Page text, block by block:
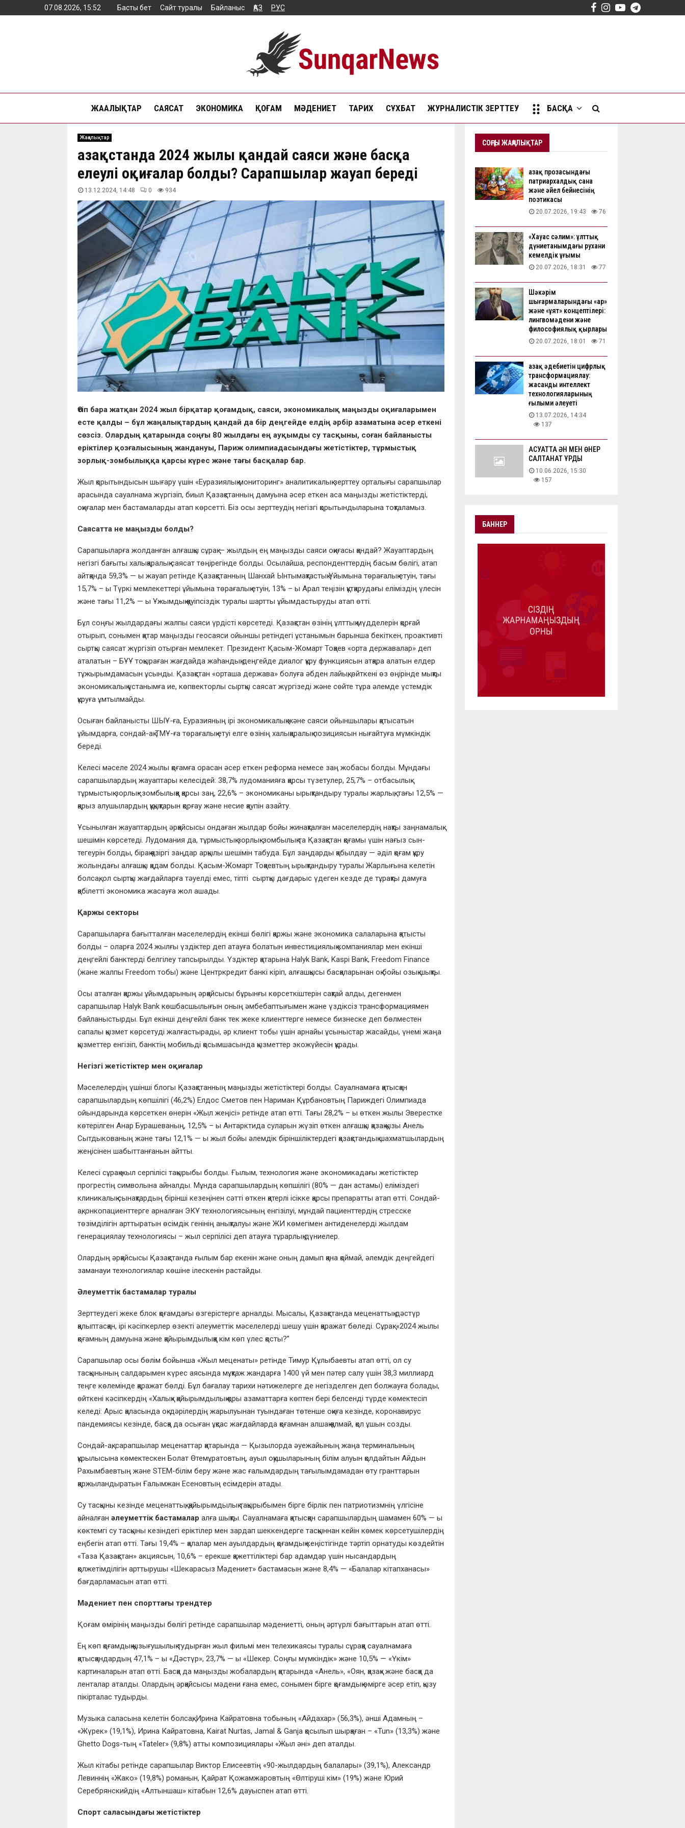
07.08.2026, 15:52 Басты бет Сайт туралы Байланыс ҚАЗ РУС Facebook
Instagram
YoutubeTelegram
ЖАҢАЛЫҚТАР САЯСАТ ЭКОНОМИКА ҚОҒАМ МӘДЕНИЕТ ТАРИХ СҰХБАТ ЖУРНАЛИСТІК ЗЕРТТЕУ БАСҚА
Жаңалықтар
Қазақстанда 2024 жылы қандай саяси және басқа
елеулі оқиғалар болды? Сарапшылар жауап береді
13.12.2024, 14:48 0 934
Өтіп бара жатқан 2024 жыл бірқатар қоғамдық, саяси, экономикалық маңызды оқиғаларымен
есте қалды – бұл жаңалықтардың қандай да бір деңгейде елдің әрбір азаматына әсер еткені
сөзсіз. Олардың қатарында соңғы 80 жылдағы ең ауқымды су тасқыны, соған байланысты
еріктілер қозғалысының жандануы, Париж олимпиадасындағы жетістіктер, тұрмыстық
зорлық-зомбылыққа қарсы күрес және тағы басқалар бар.
Жыл қорытындысын шығару үшін «Еуразиялық мониторинг» аналитикалық зерттеу орталығы сарапшылар
арасында сауалнама жүргізіп, биыл Қазақстанның дамуына әсер еткен аса маңызды жетістіктерді,
оқиғалар мен бастамаларды атап көрсетті. Біз осы зерттеудің негізгі қорытындыларына тоқталамыз.
Саясатта не маңызды болды?
Сарапшыларға жолданған алғашқы сұрақ — жылдың ең маңызды саяси оқиғасы қандай? Жауаптардың
негізгі бағыты халықаралық саясат төңірегінде болды. Осылайша, респонденттердің басым бөлігі, атап
айтқанда 59,3% — ы жауап ретінде Қазақстанның Шанхай Ынтымақтастық Ұйымына төрағалық етуін, тағы
15,7% – ы Түркі мемлекеттері ұйымына төрағалық етуін, 13% – ы Арал теңізін құтқарудағы еліміздің үлесін
және тағы 11,2% — ы Ұжымдық қауіпсіздік туралы шартты ұйымдастыруды атап өтті.
Бұл соңғы жылдардағы жалпы саяси үрдісті көрсетеді. Қазақстан өзінің ұлттық мүдделерін қорғай
отырып, сонымен қатар маңызды геосаяси ойыншы ретіндегі ұстанымын барынша бекіткен, проактивті
сыртқы саясат жүргізіп отырған мемлекет. Президент Қасым-Жомарт Тоқаев «орта державалар» деп
аталатын – БҰҰ тоқыраған жағдайда жаһандық деңгейде диалог құру функциясын атқара алатын елдер
тұжырымдамасын ұсынды. Қазақстан «орташа держава» болуға әбден лайық, өйткені өз өңірінде мықты
экономикалық ұстанымға ие, көпвекторлы сыртқы саясат жүргізеді және сөйте тұра әлемде үстемдік
құруға ұмтылмайды.
Осыған байланысты ШЫҰ-ға, Еуразияның ірі экономикалық және саяси ойыншылары қатысатын
ұйымдарға, сондай-ақ ТМҰ-ға төрағалық етуі елге өзінің халықаралық позициясын нығайтуға мүмкіндік
береді.
Келесі мәселе 2024 жылы қоғамға орасан әсер еткен реформа немесе заң жобасы болды. Мұндағы
сарапшылардың жауаптары келесідей: 38,7% лудоманияға қарсы түзетулер, 25,7% – отбасылық-
тұрмыстық зорлық–зомбылыққа қарсы заң, 22,6% – экономиканы ырықтандыру туралы жарлық, тағы 12,5% —
қарыз алушылардың құқықтарын қорғау және несие қаупін азайту.
Ұсынылған жауаптардың әрқайсысы ондаған жылдар бойы жинақталған мәселелердің нақты заңнамалық
шешімін көрсетеді. Лудомания да, тұрмыстық зорлық-зомбылық та Қазақстан қоғамы үшін нағыз сын-
тегеурін болды, бірақ қазіргі заңдар арқылы шешімін табуда. Бұл заңдарды қабылдау — әділ қоғам құру
жолындағы алғашқы қадам болды. Қасым-Жомарт Тоқаевтың ырықтандыру туралы Жарлығына келетін
болсақ, ол сыртқы жағдайларға тәуелді емес, тіпті сыртқы дағдарыс үдеген кезде де тұрақты дамуға
қабілетті экономика жасауға жол ашады.
Қаржы секторы
Сарапшыларға бағытталған мәселелердің екінші бөлігі қаржы және экономика салаларына қатысты
болды – оларға 2024 жылғы үздіктер деп атауға болатын инвестициялық компаниялар мен екінші
деңгейлі банктерді белгілеу тапсырылды. Үздіктер қатарына Halyk Bank, Kaspi Bank, Freedom Finance
(және жалпы Freedom тобы) және Центркредит банкі кіріп, алғашқысы басқаларынан оқ бойы озық шықты.
Осы аталған қаржы ұйымдарының әрқайсысы бұрынғы көрсеткіштерін сақтай алды, дегенмен
сарапшылар Halyk Bank көшбасшылығын оның әмбебаптығымен және үздіксіз трансформациямен
байланыстырды. Бұл екінші деңгейлі банк тек жеке клиенттерге немесе бизнеске деп бөлместен
сапалы қызмет көрсетуді жалғастырады, әр клиент тобы үшін арнайы ұсыныстар жасайды, үнемі жаңа
қызметтер енгізіп, банктің мобильді қосымшасында қызметтер экожүйесін құрады.
Негізгі жетістіктер мен оқиғалар
Мәселелердің үшінші блогы Қазақстанның маңызды жетістіктері болды. Сауалнамаға қатысқан
сарапшылардың көпшілігі (46,2%) Елдос Сметов пен Нариман Құрбановтың Париждегі Олимпиада
ойындарында көрсеткен өнерін «Жыл жеңісі» ретінде атап өтті. Тағы 28,2% – ы өткен жылы Эверестке
көтерілген Анар Бурашеваның, 12,5% – ы Антарктида суларын жүзіп өткен алғашқы қазақ қызы Анель
Сытдыкованың және тағы 12,1% — ы жыл бойы әлемдік біріншіліктердегі қазақстандық шахматшылардың
жеңісінен шабыттанғанын айтты.
Келесі сұрақ жыл серпілісі тақырыбы болды. Ғылым, технология және экономикадағы жетістіктер
прогрестің символына айналды. Мұнда сарапшылардың көпшілігі (80% — дан астамы) еліміздегі
клиникалық сынақтардың бірінші кезеңінен сәтті өткен қатерлі ісікке қарсы препаратты атап өтті. Сондай-
ақ, онкопациенттерге арналған ЭКҰ технологиясының енгізілуі, мұндай пациенттердің стресске
төзімділігін арттыратын өсімдік генінің анықталуы және ЖИ көмегімен антиденелерді жылдам
генерациялау технологиясы – жыл серпілісі деп атауға тұрарлық дүниелер.
Олардың әрқайсысы Қазақстанда ғылым бар екенін және оның дамып қана қоймай, әлемдік деңгейдегі
заманауи технологиялар көшіне ілескенін растайды.
Әлеуметтік бастамалар туралы
Зерттеудегі жеке блок қоғамдағы өзгерістерге арналды. Мысалы, Қазақстанда меценаттық дәстүр
қалыптасқан, ірі кәсіпкерлер өзекті әлеуметтік мәселелерді шешу үшін қаражат бөледі. Сұрақ: «2024 жылы
қоғамның дамуына және қайырымдылыққа кім көп үлес қосты?”
Сарапшылар осы бөлім бойынша «Жыл меценаты» ретінде Тимур Құлыбаевты атап өтті, ол су
тасқынының салдарымен күрес аясында мұқтаж жандарға 1400 үй мен пәтер салу үшін 38,3 миллиард
теңге көлемінде қаражат бөлді. Бұл бағалау тарихи нәтижелерге де негізделген деп болжауға болады,
өйткені кәсіпкердің «Халық» қайырымдылық қоры азаматтарға көптен бері белсенді түрде көмектесіп
келеді: Арыс қаласында оқ-дәрілердің жарылуынан туындаған төтенше оқиға кезінде, коронавирус
пандемиясы кезінде, басқа да осыған ұқсас жағдайларда қоғамнан алшақ қалмай, қол ұшын созды.
Сондай-ақ, сарапшылар меценаттар қатарында — Қызылорда әуежайының жаңа терминалының
құрылысына көмектескен Болат Өтемұратовтың, ауыл оқушыларының білім алуын қолдайтын Айдын
Рахымбаевтың және STEM-білім беру және жас ғалымдардың тағылымдамадан өту гранттарын
қаржыландыратын Ғалымжан Есеновтың есімдерін атады.
Су тасқыны кезінде меценаттық, қайырымдылық тақырыбымен бірге бірлік пен патриотизмнің үлгісіне
айналған әлеуметтік бастамалар алға шықты. Сауалнамаға қатысқан сарапшылардың шамамен 60% — ы
көктемгі су тасқыны кезіндегі еріктілер мен зардап шеккендерге тасқыннан кейін көмек көрсетушілердің
еңбегін атап өтті. Тағы 19,4% – қалалар мен ауылдардың қоғамдық кеңістігінде тәртіп орнатуды көздейтін
«Таза Қазақстан» акциясын, 10,6% – ерекше қажеттіліктері бар адамдар үшін нысандардың
қолжетімділігін арттырушы «Шекарасыз Мәдениет» бастамасын және 8,4% — «Балалар кітапханасы»
бағдарламасын атап өтті.
Мәдениет пен спорттағы трендтер
Қоғам өмірінің маңызды бөлігі ретінде сарапшылар мәдениетті, оның әртүрлі бағыттарын атап өтті.
Ең көп қоғамдық қызығушылық тудырған жыл фильмі мен телехикаясы туралы сұраққа сауалнамаға
қатысқандардың 47,1% – ы «Дәстүр», 23,7% — ы «Шекер. Соңғы мүмкіндік» және 10,5% — «Үкім»
картиналарын атап өтті. Басқа да маңызды жобалардың қатарында «Анель», «Оян, қазақ» және басқа да
ленталар аталды. Олардың әрқайсысы мәдени ғана емес, сонымен бірге қоғамдық өмірге әсер етіп, қызу
пікірталас тудырды.
Музыка саласына келетін болсақ, Ирина Кайратовна тобының «Айдахар» (56,3%), әнші Адамның –
«Жүрек» (19,1%), Ирина Кайратовна, Kairat Nurtas, Jamal & Ganja қосылып шырқаған – «Tun» (13,3%) және
Ghetto Dogs-тың «Tateler» (9,8%) атты композициялары «Жыл әні» деп аталды.
Жыл кітабы ретінде сарапшылар Виктор Елисеевтің «90-жылдардың балалары» (39,1%), Александр
Левиннің «Жако» (19,8%) романын, Қайрат Қожамжаровтың «Өлтіруші кім» (19%) және Юрий
Серебрянскийдің «Алтыншаш» кітабын 12,6% дауыспен атап өтті.
Спорт саласындағы жетістіктер
СОҢҒЫ ЖАҢАЛЫҚТАР
Қазақ прозасындағы
патриархалдық сана
және әйел бейнесінің
поэтикасы
20.07.2026, 19:43 76
«Хауас сәлим»: ұлттық
дүниетанымдағы рухани
кемелдік ұғымы
20.07.2026, 18:31 77
Шәкәрім
шығармаларындағы «ар»
және «ұят» концептілері:
лингвомәдени және
философиялық қырлары
20.07.2026, 18:01 71
Қазақ әдебиетін цифрлық
трансформациялау:
жасанды интеллект
технологияларының
ғылыми әлеуеті
13.07.2026, 14:34
137
АҚСУАТТА ӘН МЕН ӨНЕР
САЛТАНАТ ҚҰРДЫ
10.06.2026, 15:30
157
БАННЕР